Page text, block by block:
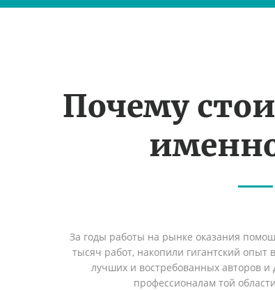
Почему
За годы работы на рынке оказания
тысяч работ, накопили гигантский
лучших и востребованных авторов
профессионалам той